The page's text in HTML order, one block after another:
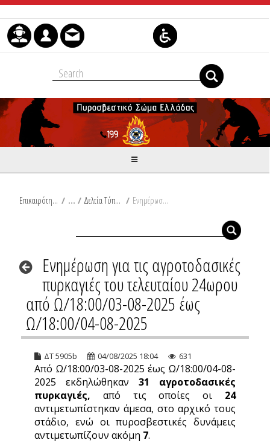
Skip to Content
Επικαιρότητα / Δελτία Τύπου / Ενημέρωση για τις αγροτοδασικές πυρκαγιές του τελευταίου 24ωρου από Ω/18:00/03-08-2025 έως Ω/18:00/04-08-2025
Ενημέρωση για τις αγροτοδασικές
πυρκαγιές του τελευταίου 24ωρου
από Ω/18:00/03-08-2025 έως
Ω/18:00/04-08-2025
ΔΤ 5905b 04/08/2025 18:04 631
Από Ω/18:00/03-08-2025 έως Ω/18:00/04-08-
2025 εκδηλώθηκαν 31 αγροτοδασικές
πυρκαγιές, από τις οποίες οι 24
αντιμετωπίστηκαν άμεσα, στο αρχικό τους
στάδιο, ενώ οι πυροσβεστικές δυνάμεις
αντιμετωπίζουν ακόμη 7.